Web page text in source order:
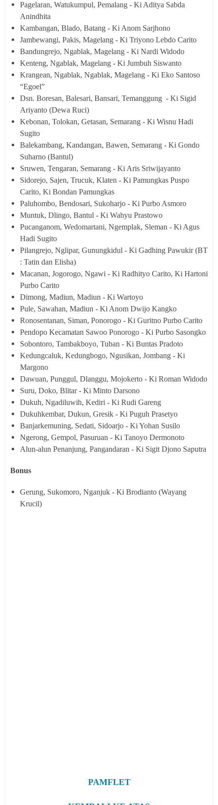
Pagelaran, Watukumpul, Pemalang - Ki Aditya Sabda
Anindhita
Kambangan, Blado, Batang - Ki Anom Sarjhono
Jambewangi, Pakis, Magelang - Ki Triyono Lebdo Carito
Bandungrejo, Ngablak, Magelang - Ki Nardi Widodo
Kenteng, Ngablak, Magelang - Ki Jumbuh Siswanto
Krangean, Ngablak, Ngablak, Magelang - Ki Eko Santoso
“Egoel”
Dsn. Boresan, Balesari, Bansari, Temanggung - Ki Sigid
Ariyanto (Dewa Ruci)
Kebonan, Tolokan, Getasan, Semarang - Ki Wisnu Hadi
Sugito
Balekambang, Kandangan, Bawen, Semarang - Ki Gondo
Suharno (Bantul)
Sruwen, Tengaran, Semarang - Ki Aris Sriwijayanto
Sidorejo, Sajen, Trucuk, Klaten - Ki Pamungkas Puspo
Carito, Ki Bondan Pamungkas
Paluhombo, Bendosari, Sukoharjo - Ki Purbo Asmoro
Muntuk, Dlingo, Bantul - Ki Wahyu Prastowo
Pucanganom, Wedomartani, Ngemplak, Sleman - Ki Agus
Hadi Sugito
Pilangrejo, Nglipar, Gunungkidul - Ki Gadhing Pawukir (BT
: Tatin dan Elisha)
Macanan, Jogorogo, Ngawi - Ki Radhityo Carito, Ki Hartoni
Purbo Carito
Dimong, Madiun, Madiun - Ki Wartoyo
Pule, Sawahan, Madiun - Ki Anom Dwijo Kangko
Ronosentanan, Siman, Ponorogo - Ki Guritno Purbo Carito
Pendopo Kecamatan Sawoo Ponorogo - Ki Purbo Sasongko
Sobontoro, Tambakboyo, Tuban - Ki Buntas Pradoto
Kedungcaluk, Kedungbogo, Ngusikan, Jombang - Ki
Margono
Dawuan, Punggul, Dlanggu, Mojokerto - Ki Roman Widodo
Suru, Doko, Blitar - Ki Minto Darsono
Dukuh, Ngadiluwih, Kediri - Ki Rudi Gareng
Dukuhkembar, Dukun, Gresik - Ki Puguh Prasetyo
Banjarkemuning, Sedati, Sidoarjo - Ki Yohan Susilo
Ngerong, Gempol, Pasuruan - Ki Tanoyo Dermonoto
Alun-alun Penanjung, Pangandaran - Ki Sigit Djono Saputra
Bonus
Gerung, Sukomoro, Nganjuk - Ki Brodianto (Wayang
Krucil)
PAMFLET